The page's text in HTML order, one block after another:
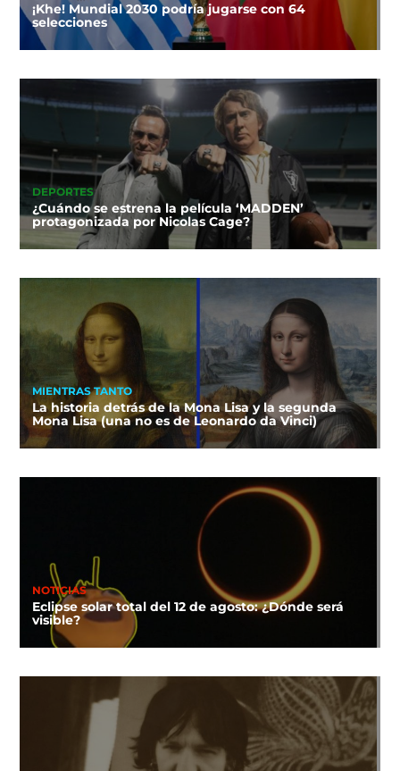
¡Khe! Mundial 2030 podría jugarse con 64
selecciones
DEPORTES
¿Cuándo se estrena la película ‘MADDEN’
protagonizada por Nicolas Cage?
MIENTRAS TANTO
La historia detrás de la Mona Lisa y la segunda
Mona Lisa (una no es de Leonardo da Vinci)
NOTICIAS
Eclipse solar total del 12 de agosto: ¿Dónde será
visible?